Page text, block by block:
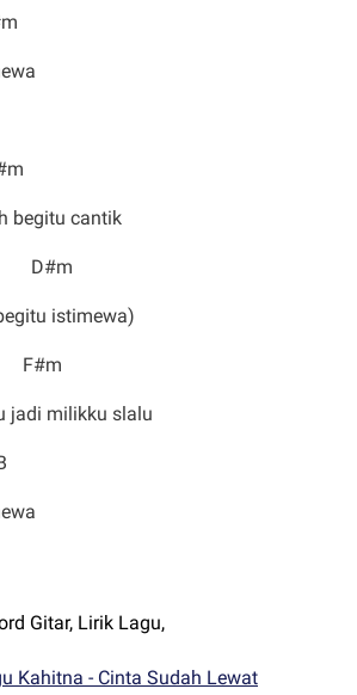
begitu cantik
istimewa)
jadi milikku slalu
Gitar, Lirik Lagu,
Kahitna - Cinta Sudah Lewat